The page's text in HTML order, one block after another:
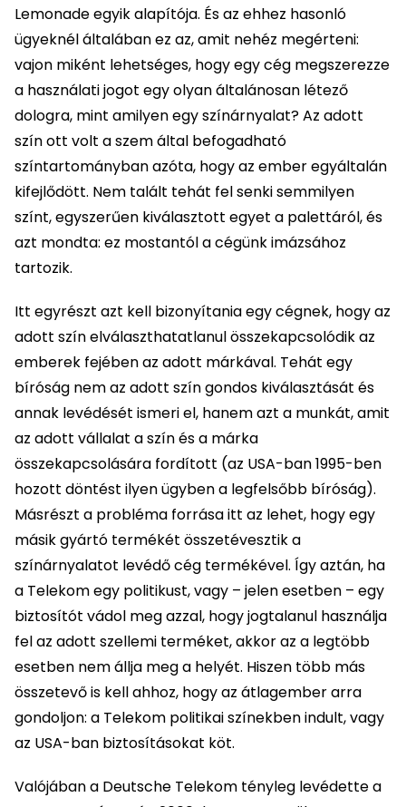
Lemonade egyik alapítója. És az ehhez hasonló
ügyeknél általában ez az, amit nehéz megérteni:
vajon miként lehetséges, hogy egy cég megszerezze
a használati jogot egy olyan általánosan létező
dologra, mint amilyen egy színárnyalat? Az adott
szín ott volt a szem által befogadható
színtartományban azóta, hogy az ember egyáltalán
kifejlődött. Nem talált tehát fel senki semmilyen
színt, egyszerűen kiválasztott egyet a palettáról, és
azt mondta: ez mostantól a cégünk imázsához
tartozik.
Itt egyrészt azt kell bizonyítania egy cégnek, hogy az
adott szín elválaszthatatlanul összekapcsolódik az
emberek fejében az adott márkával. Tehát egy
bíróság nem az adott szín gondos kiválasztását és
annak levédését ismeri el, hanem azt a munkát, amit
az adott vállalat a szín és a márka
összekapcsolására fordított (az USA-ban 1995-ben
hozott döntést ilyen ügyben a legfelsőbb bíróság).
Másrészt a probléma forrása itt az lehet, hogy egy
másik gyártó termékét összetévesztik a
színárnyalatot levédő cég termékével. Így aztán, ha
a Telekom egy politikust, vagy – jelen esetben – egy
biztosítót vádol meg azzal, hogy jogtalanul használja
fel az adott szellemi terméket, akkor az a legtöbb
esetben nem állja meg a helyét. Hiszen több más
összetevő is kell ahhoz, hogy az átlagember arra
gondoljon: a Telekom politikai színekben indult, vagy
az USA-ban biztosításokat köt.
Valójában a Deutsche Telekom tényleg levédette a